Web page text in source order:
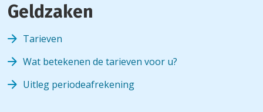
Geldzaken
Tarieven
Wat betekenen de tarieven voor u?
Uitleg periodeafrekening